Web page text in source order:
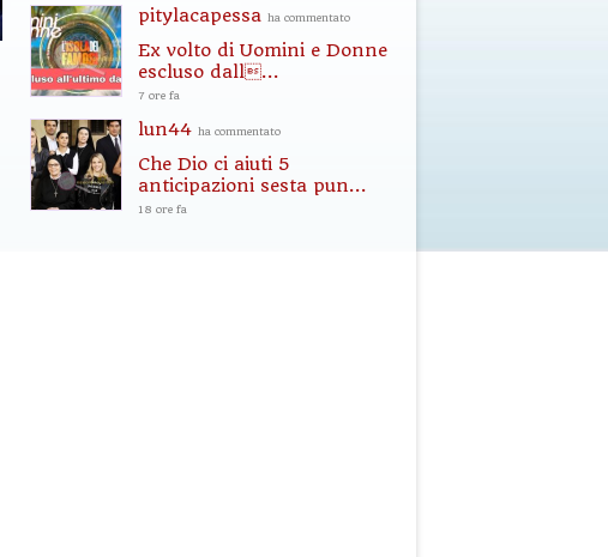
pitylacapessa ha commentato
Ex volto di Uomini e Donne
escluso dall...
7 ore fa
lun44 ha commentato
Che Dio ci aiuti 5
anticipazioni sesta pun...
18 ore fa